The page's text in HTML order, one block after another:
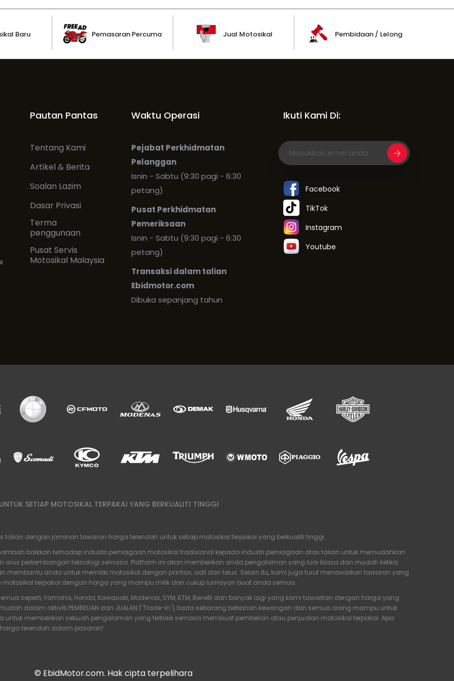
Baru Pemasaran Percuma Jual Motosikal Pembidaan / Lelong
Pautan Pantas
Tentang Kami
Artikel & Berita
Soalan Lazim
Dasar Privasi
Terma
penggunaan
Pusat Servis
Motosikal Malaysia
Waktu Operasi
Pejabat Perkhidmatan
Pelanggan
Isnin - Sabtu (9:30 pagi - 6:30
petang)
Pusat Perkhidmatan
Pemeriksaan
Isnin - Sabtu (9:30 pagi - 6:30
petang)
Transaksi dalam talian
Ebidmotor.com
Dibuka sepanjang tahun
Ikuti Kami Di:
Facebook
TikTok
Instagram
Youtube
SETIAP MOTOSIKAL TERPAKAI YANG BERKUALITI TINGGI
dengan jaminan tawaran harga terendah untuk setiap motosikal terpakai yang berkualiti tinggi.
baikkan terhadap industri perniagaan motosikal tradisional kepada industri perniagaan atas talian untuk memudahkan
perkembangan teknologi semasa. Platform ini akan memberikan anda pengalaman yang luar biasa dan mudah ketika
membantu anda untuk memiliki motosikal dengan pantas, adil dan telus. Selain itu, kami juga turut menawarkan tawaran yang
terpakai dengan harga yang mampu milik dan cukup lumayan buat anda semua.
seperti, Yamaha, Honda, Kawasaki, Modenas, SYM, KTM, Benelli dan banyak lagi yang kami tawarkan dengan harga yang
dalam aktiviti PEMBELIAN dan JUALAN (‘Trade-In’), tiada sebarang bebanan kewangan dan semua orang mampu untuk
untuk memberikan sebuah pengalaman yang terbaik semasa membuat pembelian atau penjualan motosikal terpakai. Apa
terendah dalam pasaran!
© EbidMotor.com. Hak cipta terpelihara